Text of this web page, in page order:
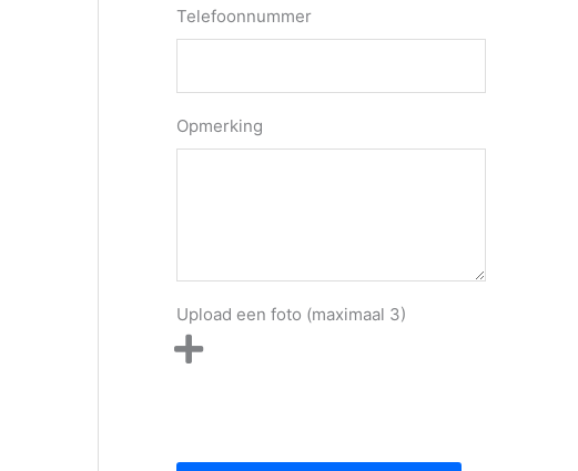
Telefoonnummer
Opmerking
Upload een foto (maximaal 3)